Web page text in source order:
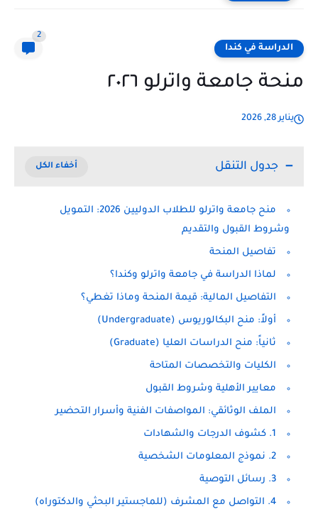
الدراسة في كندا
2
منحة جامعة واترلو ٢٠٢٦
يناير 28, 2026
جدول التنقل
منح جامعة واترلو للطلاب الدوليين 2026: التمويل
وشروط القبول والتقديم
تفاصيل المنحة
لماذا الدراسة في جامعة واترلو وكندا؟
التفاصيل المالية: قيمة المنحة وماذا تغطي؟
أولاً: منح البكالوريوس (Undergraduate)
ثانياً: منح الدراسات العليا (Graduate)
الكليات والتخصصات المتاحة
معايير الأهلية وشروط القبول
الملف الوثائقي: المواصفات الفنية وأسرار التحضير
1. كشوف الدرجات والشهادات
2. نموذج المعلومات الشخصية
3. رسائل التوصية
4. التواصل مع المشرف (للماجستير البحثي والدكتوراه)